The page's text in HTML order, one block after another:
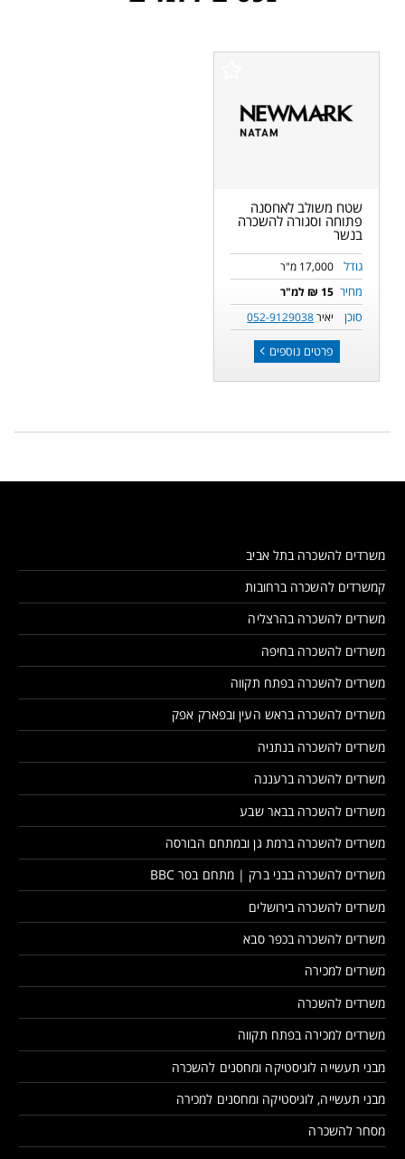
שטח משולב לאחסנה
פתוחה וסגורה להשכרה
בנשר
גודל 17,000 מ"ר
מחיר 15 ₪ למ"ר
סוכן יאיר052-9129038
פרטים נוספים
משרדים להשכרה בתל אביב
קמשרדים להשכרה ברחובות
משרדים להשכרה בהרצליה
משרדים להשכרה בחיפה
משרדים להשכרה בפתח תקווה
משרדים להשכרה בראש העין ובפארק אפק
משרדים להשכרה בנתניה
משרדים להשכרה ברעננה
משרדים להשכרה בבאר שבע
משרדים להשכרה ברמת גן ובמתחם הבורסה
משרדים להשכרה בבני ברק | מתחם בסר BBC
משרדים להשכרה בירושלים
משרדים להשכרה בכפר סבא
משרדים למכירה
משרדים להשכרה
משרדים למכירה בפתח תקווה
מבני תעשייה לוגיסטיקה ומחסנים להשכרה
מבני תעשייה, לוגיסטיקה ומחסנים למכירה
מסחר להשכרה